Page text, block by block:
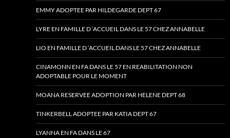
EMMY ADOPTEE PAR HILDEGARDE DEPT 67
LYRE EN FAMILLE D ‘ACCUEIL DANS LE 57 CHEZ ANNABELLE
LIO EN FAMILLE D ‘ACCUEIL DANS LE 57 CHEZ ANNABELLE
CINAMONN EN FA DANS LE 57 EN REABILITATION NON
ADOPTABLE POUR LE MOMENT
MOANA RESERVEE ADOPTION PAR HELENE DEPT 68
TINKERBELL ADOPTEE PAR KATIA DEPT 67
LYANNA EN FA DANS LE 67